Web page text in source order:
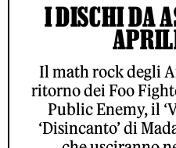
I DISCHI DA
Il math rock degli
ritorno dei Foo
Public Enemy, il
‘Disincanto’ di